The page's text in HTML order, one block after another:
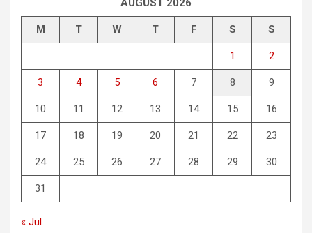
AUGUST 2026
M T W T F S S
1 2
3 4 5 6 7 8 9
10 11 12 13 14 15 16
17 18 19 20 21 22 23
24 25 26 27 28 29 30
31
« Jul